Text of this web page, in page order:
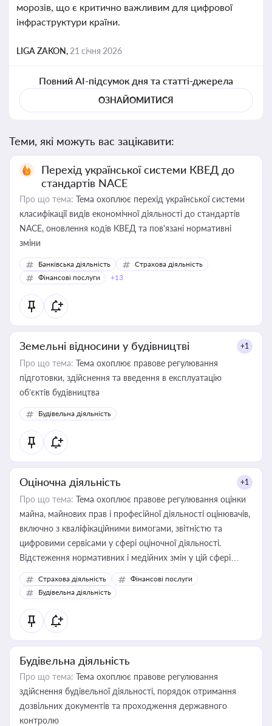
морозів, що є критично важливим для цифрової
інфраструктури країни.
LIGA ZAKON, 21 січня 2026
Повний AI-підсумок дня та статті-джерела
ОЗНАЙОМИТИСЯ
Теми, які можуть вас зацікавити:
Перехід української системи КВЕД до
стандартів NACE
Про що тема: Тема охоплює перехід української системи
класифікації видів економічної діяльності до стандартів
NACE, оновлення кодів КВЕД та пов'язані нормативні
зміни
Банківська діяльність
Страхова діяльність
Фінансові послуги
+13
Земельні відносини у будівництві +1
Про що тема: Тема охоплює правове регулювання
підготовки, здійснення та введення в експлуатацію
об’єктів будівництва
Будівельна діяльність
Оціночна діяльність +1
Про що тема: Тема охоплює правове регулювання оцінки
майна, майнових прав і професійної діяльності оцінювачів,
включно з кваліфікаційними вимогами, звітністю та
цифровими сервісами у сфері оціночної діяльності.
Відстеження нормативних і медійних змін у цій сфері
корисне для власника бізнесу, керівника, юриста або
бухгалтера під час оподаткування, приватизації, оренди
державного майна, корпоративних угод і перевірки
статусу суб'єктів оціночної діяльності
Страхова діяльність
Фінансові послуги
Будівельна діяльність
Будівельна діяльність
Про що тема: Тема охоплює правове регулювання
здійснення будівельної діяльності, порядок отримання
дозвільних документів та проходження державного
контролю